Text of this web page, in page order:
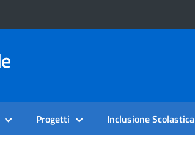
Progetti Inclusione Scolastica